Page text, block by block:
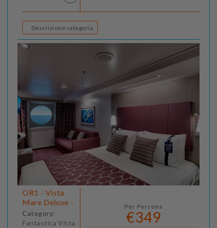
Descrizione categoria
OR1 - Vista
Mare Deluxe -
Category:
Fantastica Vista
Per Persona
€349